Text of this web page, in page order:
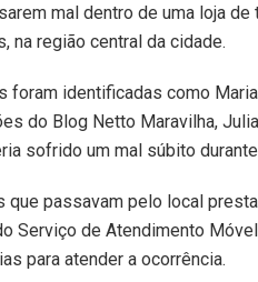
mal dentro de uma loja
na região central da cidade.
foram identificadas como
do Blog Netto Maravilha,
sofrido um mal súbito
que passavam pelo local
Serviço de Atendimento
para atender a ocorrência.